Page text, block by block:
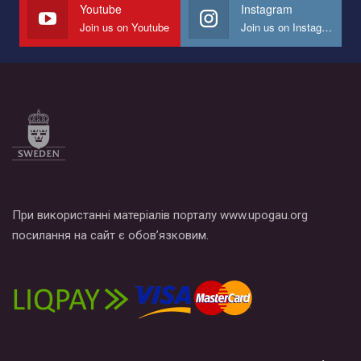
Все, что вам нужно сделать - это зайти на наш канал YouTube
по этой ссылке и поставить лайк под видео.
Youtube
Join us on Youtube
Instagram
Join us on Instagram
При використанні матеріалів порталу www.upogau.org
посилання на сайт є обов’язковим.